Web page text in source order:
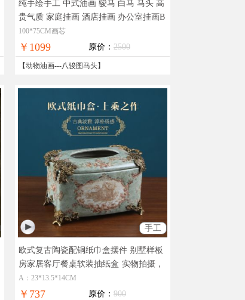
纯手绘手工 中式油画 骏马 白马 马头 高
贵气质 家庭挂画 酒店挂画 办公室挂画B
实物拍摄，现货图片，在线支付，全国
免邮
100*75CM画芯
￥1099 原价： 2500
【动物油画---八骏图马头】
手工
欧式复古陶瓷配铜纸巾盒摆件 别墅样板
房家居客厅餐桌软装抽纸盒 实物拍摄，
现货图片，在线支付，全国免邮
A：23*13.5*14CM
￥737 原价： 900